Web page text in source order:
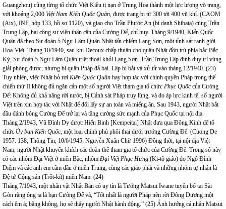
Guangzhou) cũng từng tổ chức Việt Kiều tị nạn ở Trung Hoa thành một lực lượng võ trang,
với khoảng 2,000 Việt Nam Kiến Quốc Quân, được trang bị từ 300 tới 400 vũ khí. (CAOM
(Aix), INF, hộp 133, hồ sơ 1120), và giao cho Trần Phước An (bí danh Shibata) cùng Trần
Trung Lập, hai cộng sự viên thân cận của Cường Để, chỉ huy. Tháng 9/1940, Kiến Quốc
Quân đã theo Sư đoàn 5 Ngự Lâm Quân Nhật tấn chiếm Lạng Sơn, một tỉnh sát ranh giới
Hoa-Việt. Tháng 10/1940, sau khi Decoux chấp thuận cho quân Nhật đồn trú phía bắc Bắc
Kỳ, Sư đoàn 5 Ngự Lâm Quân triệt thoái khỏi Lạng Sơn. Trần Trung Lập định duy trì vùng
giải phóng được, nhưng bị quân Pháp đả bại. Lập bị bắt và xử tử vào tháng 12/1940. (23)
Tuy nhiên, việc Nhật bỏ rơi Kiến Quốc Quân hay hợp tác với chính quyền Pháp trong thế
chiến thứ II không đủ ngăn cản một số người Việt tham gia tổ chức Phục Quốccủa Cường
Để: Không đủ khả năng rời nước, bị Cảnh sát Pháp truy lùng, và do áp lực kinh tế, số người
Việt trên xin hợp tác với Nhật để đổi lấy sự an toàn và miếng ăn. Sau 1943, người Nhật bắt
đầu đánh bóng Cường Để trở lại và tăng cường sức mạnh của Phục Quốc tại nội địa.
Tháng 2/1943, Vũ Đình Dy được Hiến Binh [Kempeitai] Nhật đưa qua Đông Kinh để tổ
chức Ủy ban Kiến Quốc, một loại chính phủ phôi thai dưới trướng Cường Để. (Cuong De
1957: 138; Thông Tin, 10/6/1945; Nguyễn Xuân Chữ 1996) Đồng thời, tại nội địa Việt
Nam, người Nhật khuyến khích các đoàn thể tham gia tổ chức của Cường Để. Trong số này
có các nhóm Đại Việt ở miền Bắc, nhóm Đại Việt Phục Hưng (Ki-tô giáo) do Ngô Đình
Diệm và các anh em cầm đầu ở miền Trung, cùng các giáo phái và những nhóm tự nhận là
Đệ tứ Cộng sản (Trốt-kít) miền Nam. (24)
Tháng 7/1943, một nhân vật Nhật Bản có uy tín là Tướng Matsui Iwane tuyên bố tại Sài
Gòn rằng ông ta là bạn Cường Để và, “Tốt nhất là người Pháp nên rời Đông Dương một
cách êm ả; bằng không, họ sẽ thấy người Nhật hành động.” (25) Ảnh hưởng cá nhân Matsui